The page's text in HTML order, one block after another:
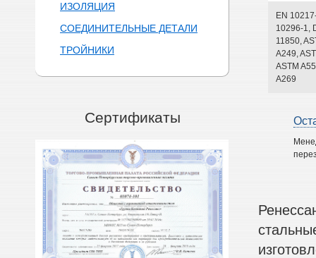
ИЗОЛЯЦИЯ
СОЕДИНИТЕЛЬНЫЕ ДЕТАЛИ
ТРОЙНИКИ
Сертификаты
EN
10296-1,
11850,
A249,
ASTM
A269